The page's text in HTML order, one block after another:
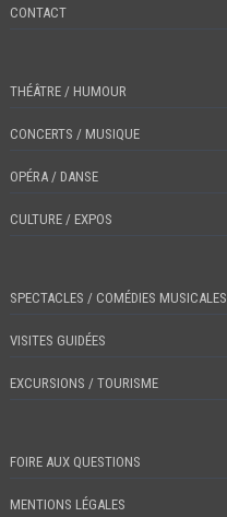
CONTACT
THÉÂTRE / HUMOUR
CONCERTS / MUSIQUE
OPÉRA / DANSE
CULTURE / EXPOS
SPECTACLES / COMÉDIES MUSICALES
VISITES GUIDÉES
EXCURSIONS / TOURISME
FOIRE AUX QUESTIONS
MENTIONS LÉGALES